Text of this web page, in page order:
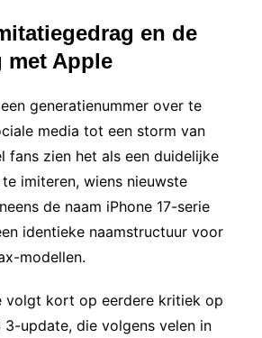
en de
met Apple
generatienummer over te
media tot een storm van
fans zien het als een duidelijke
imiteren, wiens nieuwste
de naam iPhone 17-serie
identieke naamstructuur voor
modellen.
volgt kort op eerdere kritiek op
3-update, die volgens velen in